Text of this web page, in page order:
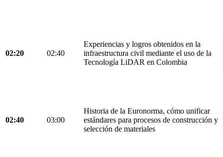
02:20 02:40
Experiencias y logros obtenidos en la
infraestructura civil mediante el uso de la
Tecnología LiDAR en Colombia
02:40 03:00
Historia de la Euronorma, cómo unificar
estándares para procesos de construcción y
selección de materiales